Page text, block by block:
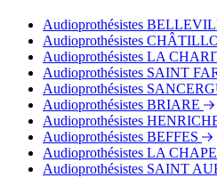
Audioprothésistes
Audioprothésistes
Audioprothésistes LA
Audioprothésistes SAINT
Audioprothésistes
Audioprothésistes BRIARE
Audioprothésistes
Audioprothésistes BEFFES
Audioprothésistes LA
Audioprothésistes SAINT